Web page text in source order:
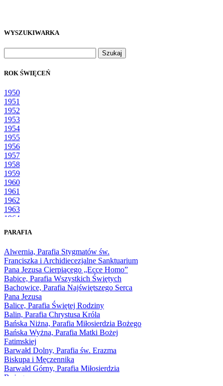
WYSZUKIWARKA
ROK ŚWIĘCEŃ
1950
1951
1952
1953
1954
1955
1956
1957
1958
1959
1960
1961
1962
1963
1964
1966
1968
1969
1970
1971
1972
1973
1974
1975
1976
1977
1978
1979
1980
1981
PARAFIA
Alwernia, Parafia Stygmatów św.
Franciszka i Archidiecezjalne Sanktuarium
Pana Jezusa Cierpiącego „Ecce Homo”
Babice, Parafia Wszystkich Świętych
Bachowice, Parafia Najświętszego Serca
Pana Jezusa
Balice, Parafia Świętej Rodziny
Balin, Parafia Chrystusa Króla
Bańska Niżna, Parafia Miłosierdzia Bożego
Bańska Wyżna, Parafia Matki Bożej
Fatimskiej
Barwałd Dolny, Parafia św. Erazma
Biskupa i Męczennika
Barwałd Górny, Parafia Miłosierdzia
Bożego